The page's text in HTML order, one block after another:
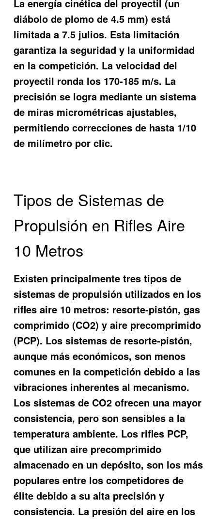
La energía cinética del proyectil (un
diábolo de plomo de 4.5 mm) está
limitada a 7.5 julios. Esta limitación
garantiza la seguridad y la uniformidad
en la competición. La velocidad del
proyectil ronda los 170-185 m/s. La
precisión se logra mediante un sistema
de miras micrométricas ajustables,
permitiendo correcciones de hasta 1/10
de milímetro por clic.
Tipos de Sistemas de
Propulsión en Rifles Aire
10 Metros
Existen principalmente tres tipos de
sistemas de propulsión utilizados en los
rifles aire 10 metros: resorte-pistón, gas
comprimido (CO2) y aire precomprimido
(PCP). Los sistemas de resorte-pistón,
aunque más económicos, son menos
comunes en la competición debido a las
vibraciones inherentes al mecanismo.
Los sistemas de CO2 ofrecen una mayor
consistencia, pero son sensibles a la
temperatura ambiente. Los rifles PCP,
que utilizan aire precomprimido
almacenado en un depósito, son los más
populares entre los competidores de
élite debido a su alta precisión y
consistencia. La presión del aire en los